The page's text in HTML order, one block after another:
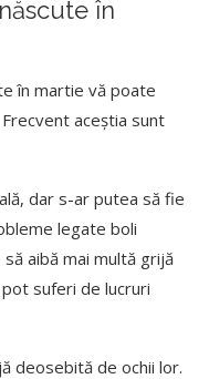
în
în martie vă poate
aceștia sunt
dar s-ar putea să fie
legate boli
aibă mai multă grijă
suferi de lucruri
deosebită de ochii lor.